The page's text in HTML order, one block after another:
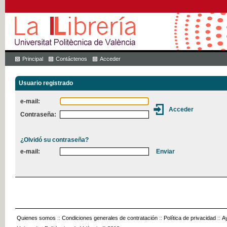
Principal Contáctenos Acceder
Usuario registrado
e-mail:
Contraseña:
¿Olvidó su contraseña?
e-mail:
Quienes somos :: Condiciones generales de contratación :: Política de privacidad ::